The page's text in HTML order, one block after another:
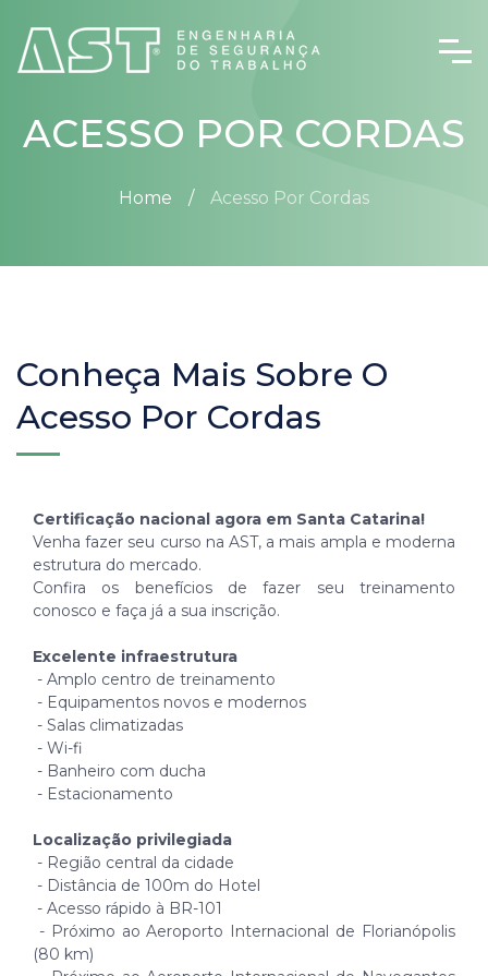
ACESSO POR CORDAS
Home Acesso Por Cordas
Conheça Mais Sobre O
Acesso Por Cordas
Certificação nacional agora em Santa Catarina!
Venha fazer seu curso na AST, a mais ampla e moderna
estrutura do mercado.
Confira os benefícios de fazer seu treinamento
conosco e faça já a sua inscrição.
Excelente infraestrutura
- Amplo centro de treinamento
- Equipamentos novos e modernos
- Salas climatizadas
- Wi-fi
- Banheiro com ducha
- Estacionamento
Localização privilegiada
- Região central da cidade
- Distância de 100m do Hotel
- Acesso rápido à BR-101
- Próximo ao Aeroporto Internacional de Florianópolis
(80 km)